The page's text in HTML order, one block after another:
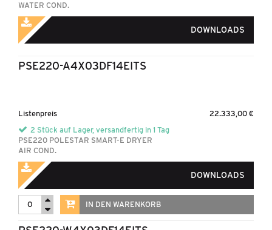
WATER COND.
DOWNLOADS
PSE220-A4X03DF14EITS
Listenpreis
22.333,00 €
2 Stück auf Lager, versandfertig in 1 Tag
PSE220 POLESTAR SMART-E DRYER
AIR COND.
DOWNLOADS
IN DEN WARENKORB